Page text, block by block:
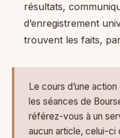
résultats,
d’enregistrement
trouvent les faits,
Le cours d’une
les séances de
référez-vous à un
aucun article, celui-ci